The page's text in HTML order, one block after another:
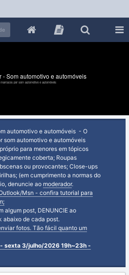
- Som automotivo e automóveis
por som automotivo e automóveis
automotivo e automóveis - O
som automotivo e automóveis
para menores em tópicos
coberta; Roupas
ou provocantes; Close-ups
(em cumprimento a normas do
denuncie ao moderador.
Msn - confira tutorial para
algum post, DENUNCIE ao
abaixo de cada post.
fotos. Tão fácil quanto um
sexta 3/julho/2026 19h~23h -